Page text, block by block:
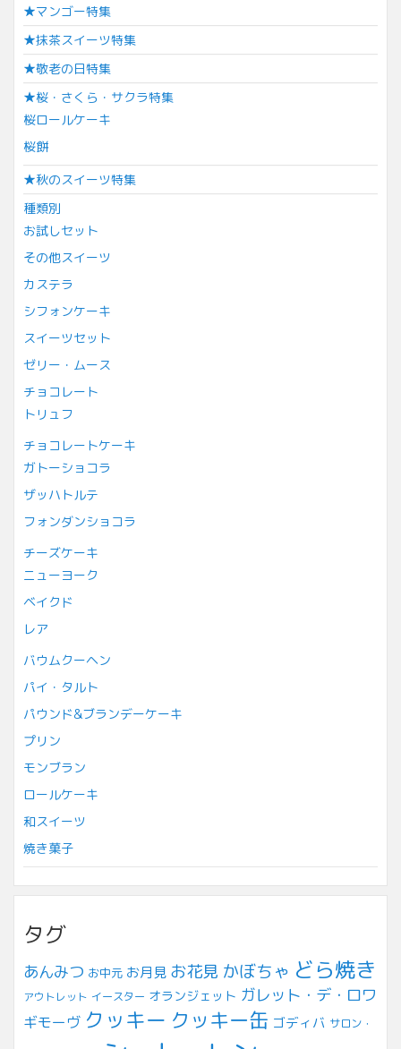
★マンゴー特集
★抹茶スイーツ特集
★敬老の日特集
★桜・さくら・サクラ特集
桜ロールケーキ
桜餅
★秋のスイーツ特集
種類別
お試しセット
その他スイーツ
カステラ
シフォンケーキ
スイーツセット
ゼリー・ムース
チョコレート
トリュフ
チョコレートケーキ
ガトーショコラ
ザッハトルテ
フォンダンショコラ
チーズケーキ
ニューヨーク
ベイクド
レア
バウムクーヘン
パイ・タルト
パウンド&ブランデーケーキ
プリン
モンブラン
ロールケーキ
和スイーツ
焼き菓子
タグ
あんみつ お中元 お月見 お花見 かぼちゃ どら焼き
アウトレット イースター オランジェット ガレット・デ・ロワ
ギモーヴ クッキー クッキー缶 ゴディバ サロン・